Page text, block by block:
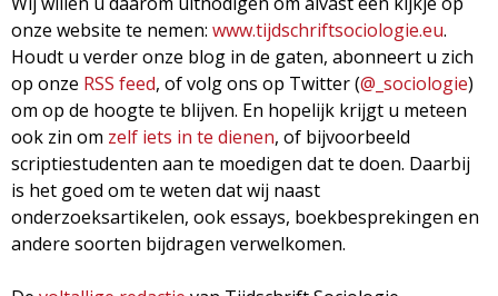
onze website te nemen: www.tijdschriftsociologie.eu.
Houdt u verder onze blog in de gaten, abonneert u zich
op onze RSS feed, of volg ons op Twitter (@_sociologie)
om op de hoogte te blijven. En hopelijk krijgt u meteen
ook zin om zelf iets in te dienen, of bijvoorbeeld
scriptiestudenten aan te moedigen dat te doen. Daarbij
is het goed om te weten dat wij naast
onderzoeksartikelen, ook essays, boekbesprekingen en
andere soorten bijdragen verwelkomen.